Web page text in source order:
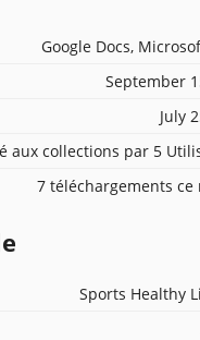
Google Docs,
September
July
aux collections par 5
7 téléchargements ce
Sports Healthy